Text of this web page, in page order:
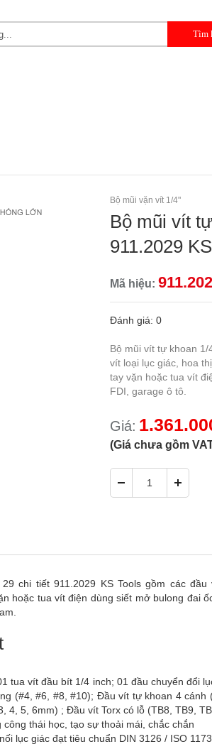
Bộ mũi vặn vít 1/4"
Bộ mũi vít
911.2029
Mã hiệu:
Đánh giá: 0
Bộ mũi vít tự khoan 1/
vít loại lục giác, hoa
tay vặn hoặc tua vít
FDI, garage ô tô.
Giá:
(Giá chưa gồm
chi tiết 911.2029 KS Tools gồm các
hoặc tua vít điện dùng siết mở bulong đai
tua vít đầu bít 1/4 inch; 01 đầu chuyển đổi
(#4, #6, #8, #10); Đầu vít tự khoan 4
4, 5, 6mm) ; Đầu vít Torx có lỗ (TB8, TB9,
thái học, tạo sự thoải mái, chắc chắn
lục giác đạt tiêu chuẩn DIN 3126 / ISO